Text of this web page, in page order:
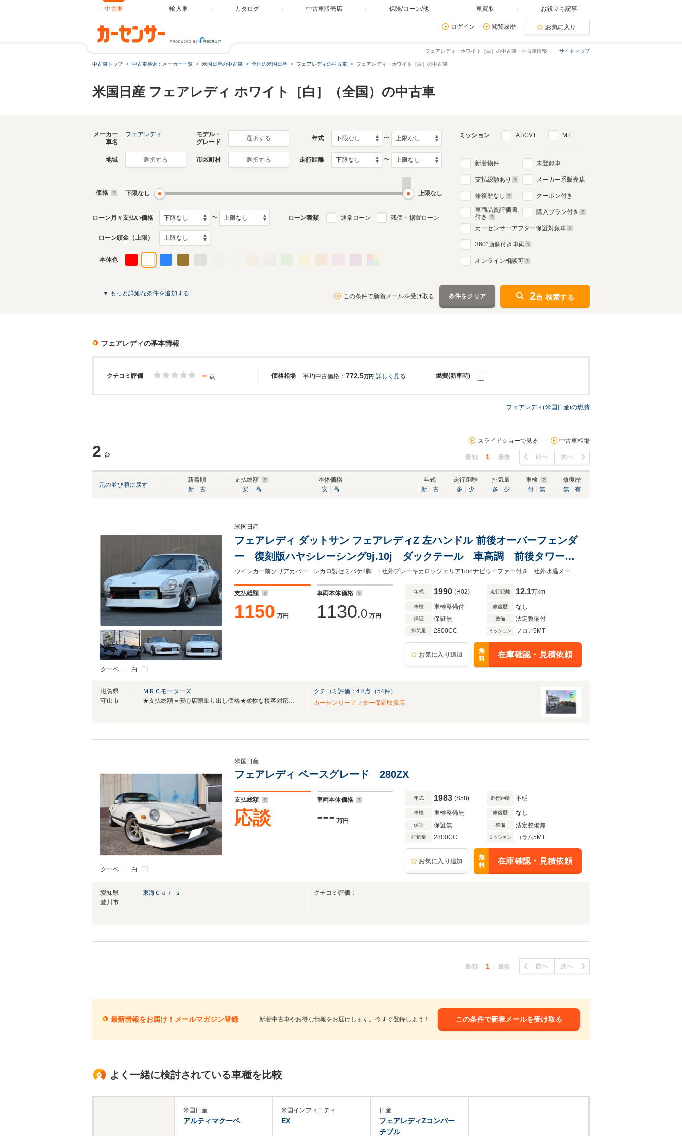
中古車 輸入車 カタログ 中古車販売店 保険/ローン/他 車買取 お役立ち記事
ログイン 閲覧履歴 お気に入り
サイトマップ
フェアレディ・ホワイト［白］の中古車・中古車情報
中古車トップ 中古車検索：メーカー一覧 米国日産の中古車 全国の米国日産 フェアレディの中古車 フェアレディ・ホワイト［白］の中古車
米国日産 フェアレディ ホワイト［白］（全国）の中古車
メーカー
車名
フェアレディ
モデル・
グレード
選択する 年式 〜
地域 選択する 市区町村 選択する 走行距離 〜
価格 下限なし 上限なし
ローン月々支払い価格 〜 ローン種類 通常ローン 残価・据置ローン
ローン頭金（上限）
本体色
ミッション AT/CVT MT
新着物件
支払総額あり
修復歴なし
車両品質評価書
付き
未登録車
メーカー系販売店
クーポン付き
購入プラン付き
カーセンサーアフター保証対象車
360°画像付き車両
オンライン相談可
▼ もっと詳細な条件を追加する この条件で新着メールを受け取る 条件をクリア 2台 検索する
フェアレディの基本情報
クチコミ評価 価格相場 燃費(新車時)
－ 点 平均中古価格： 772.5万円 詳しく見る
---
---
フェアレディ(米国日産)の燃費
2 台
スライドショーで見る 中古車相場
最初 1 最後 前へ 次へ
元の並び順に戻す
新着順
新
古
支払総額
安
高
本体価格
安
高
年式
新
古
走行距離
多
少
排気量
多
少
車検
付
無
修復歴
無
有
クーペ 白
米国日産
フェアレディ ダットサン フェアレディZ 左ハンドル 前後オーバーフェンダ
ー 復刻版ハヤシレーシング9j.10j ダックテール 車高調 前後タワーバ
ー ワンオフマフラー ウエーバーキャブL28交換 社内ロールバー付 社
外ヘッドライトカバーアクリル製
ウインカー前クリアカバー レカロ製セミバケ2脚 F社外ブレーキカロッツェリア1dinナビウーファー付き 社外水温メーター 社外デフ 社外ミラー ETC
支払総額
1150 万円
車両本体価格
1130.0 万円
年式 1990 (H02) 走行距離 12.1万km
車検 車検整備付 修復歴 なし
保証 保証無 整備 法定整備付
排気量 2800CC ミッション フロア5MT
お気に入り追加
無
料
在庫確認・見積依頼
滋賀県
守山市
ＭＲＣモーターズ
★支払総額＝安心店頭乗り出し価格★柔軟な接客対応★スピーディーなレスポンス★
クチコミ評価： 4.8点（54件）
カーセンサーアフター保証取扱店
クーペ 白
米国日産
フェアレディ ベースグレード 280ZX
支払総額
応談
車両本体価格
--- 万円
年式 1983 (S58) 走行距離 不明
車検 車検整備無 修復歴 なし
保証 保証無 整備 法定整備無
排気量 2800CC ミッション コラム5MT
お気に入り追加
無
料
在庫確認・見積依頼
愛知県
豊川市
東海Ｃａｒ’ｓ クチコミ評価：－
最初 1 最後 前へ 次へ
最新情報をお届け！メールマガジン登録 新着中古車やお得な情報をお届けします。今すぐ登録しよう！ この条件で新着メールを受け取る
よく一緒に検討されている車種を比較
米国日産
アルティマクーペ
米国インフィニティ
EX
日産
フェアレディZコンバー
チブル